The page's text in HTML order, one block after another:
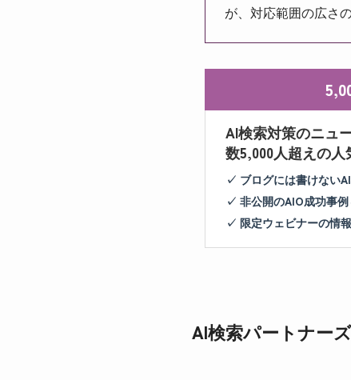
が、対応範囲の広さ
AI検索対策のニュ
数5,000人超えの
✓ ブログには書けない
✓ 非公開のAIO成功事
✓ 限定ウェビナーの情
AI検索パートナー